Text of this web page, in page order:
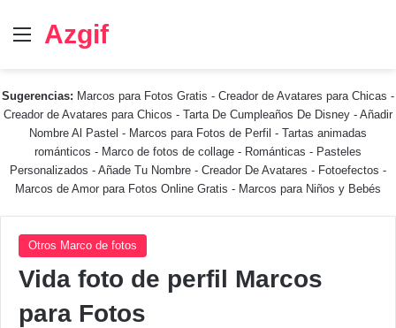
Menú
Azgif
Sugerencias: Marcos para Fotos Gratis - Creador de Avatares para Chicas -
Creador de Avatares para Chicos - Tarta De Cumpleaños De Disney - Añadir
Nombre Al Pastel - Marcos para Fotos de Perfil - Tartas animadas
románticos - Marco de fotos de collage - Románticas - Pasteles
Personalizados - Añade Tu Nombre - Creador De Avatares - Fotoefectos -
Marcos de Amor para Fotos Online Gratis - Marcos para Niños y Bebés
Otros Marco de fotos
Vida foto de perfil Marcos
para Fotos